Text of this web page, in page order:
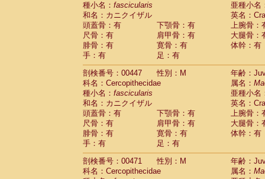
種小名： fascicularis
亜種小名
和名：カニクイザル
英名：
頭蓋骨：有
下顎骨：有
上腕骨：
尺骨：有
肩甲骨：有
大腿骨：
腓骨：有
寛骨：有
体幹：有
手：有
足：有
剖検番号：00447
性別：M
年齢：
科名：Cercopithecidae
属名：
種小名： fascicularis
亜種小名
和名：カニクイザル
英名：
頭蓋骨：有
下顎骨：有
上腕骨：
尺骨：有
肩甲骨：有
大腿骨：
腓骨：有
寛骨：有
体幹：有
手：有
足：有
剖検番号：00471
性別：M
年齢：
科名：Cercopithecidae
属名：